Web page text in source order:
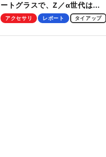
ートグラスで、Z／α世代は何
を見る？ 現役学生起業家、そ
【PR】
アクセサリ レポート タイアップ